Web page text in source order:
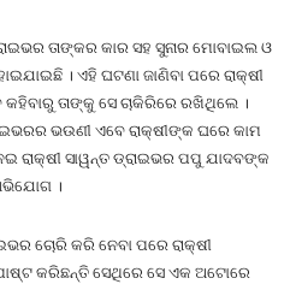
ତାଙ୍କର କାର ସହ ସୁନାର ମୋବାଇଲ ଓ
। ଏହି ଘଟଣା ଜାଣିବା ପରେ ରାକ୍ଷୀ
ତାଙ୍କୁ ସେ ଚାକିରିରେ ରଖିଥିଲେ ।
ଭଉଣୀ ଏବେ ରାକ୍ଷୀଙ୍କ ଘରେ କାମ
ରାକ୍ଷୀ ସାୱନ୍ତ ଡ୍ରାଇଭର ପପୁ ଯାଦବଙ୍କ
।
ଚୋରି କରି ନେବା ପରେ ରାକ୍ଷୀ
କରିଛନ୍ତି ସେଥିରେ ସେ ଏକ ଅଟୋରେ